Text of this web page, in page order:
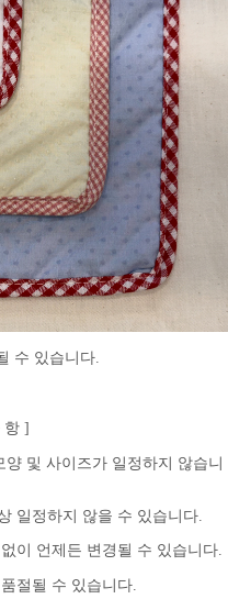
수 있습니다.
항 ]
및 사이즈가 일정하지 않습니
일정하지 않을 수 있습니다.
이 언제든 변경될 수 있습니다.
절될 수 있습니다.